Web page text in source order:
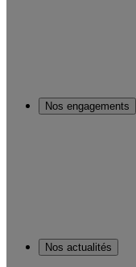
Nos engagements
Nos actualités